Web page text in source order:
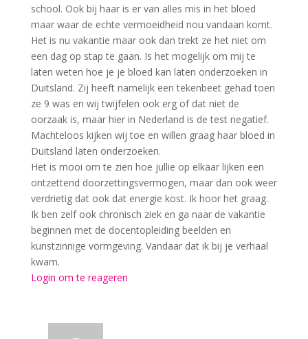
school. Ook bij haar is er van alles mis in het bloed
maar waar de echte vermoeidheid nou vandaan komt.
Het is nu vakantie maar ook dan trekt ze het niet om
een dag op stap te gaan. Is het mogelijk om mij te
laten weten hoe je je bloed kan laten onderzoeken in
Duitsland. Zij heeft namelijk een tekenbeet gehad toen
ze 9 was en wij twijfelen ook erg of dat niet de
oorzaak is, maar hier in Nederland is de test negatief.
Machteloos kijken wij toe en willen graag haar bloed in
Duitsland laten onderzoeken.
Het is mooi om te zien hoe jullie op elkaar lijken een
ontzettend doorzettingsvermogen, maar dan ook weer
verdrietig dat ook dat energie kost. Ik hoor het graag.
Ik ben zelf ook chronisch ziek en ga naar de vakantie
beginnen met de docentopleiding beelden en
kunstzinnige vormgeving. Vandaar dat ik bij je verhaal
kwam.
Login om te reageren